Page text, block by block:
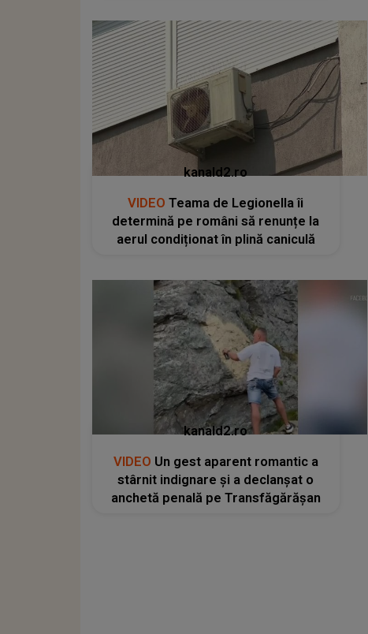
kanald2.ro
VIDEO Teama de Legionella îi
determină pe români să renunțe la
aerul condiționat în plină caniculă
kanald2.ro
VIDEO Un gest aparent romantic a
stârnit indignare și a declanșat o
anchetă penală pe Transfăgărășan